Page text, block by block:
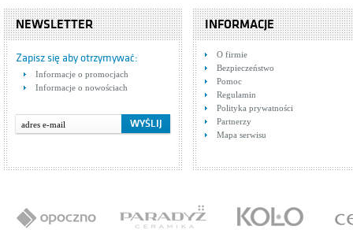
NEWSLETTER
Zapisz się aby otrzymywać:
Informacje o promocjach
Informacje o nowościach
INFORMACJE
O firmie
Bezpieczeństwo
Pomoc
Regulamin
Polityka prywatności
Partnerzy
Mapa serwisu